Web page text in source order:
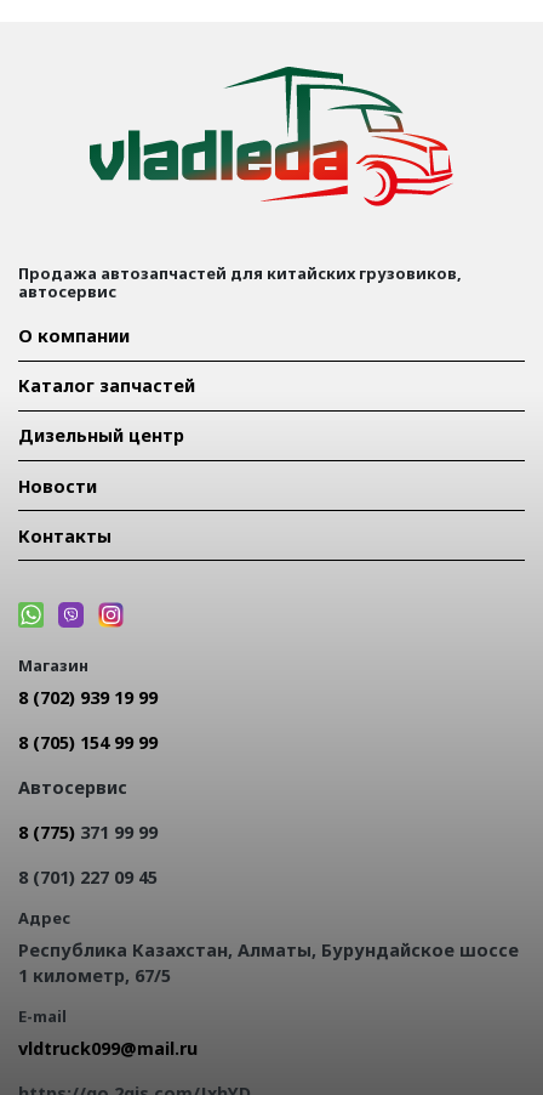
Продажа автозапчастей для китайских грузовиков,
автосервис
О компании
Каталог запчастей
Дизельный центр
Новости
Контакты
Магазин
8 (702) 939 19 99
8 (705) 154 99 99
Автосервис
8 (775) 371 99 99
8 (701) 227 09 45
Адрес
Республика Казахстан, Алматы, Бурундайское шоссе
1 километр, 67/5
E-mail